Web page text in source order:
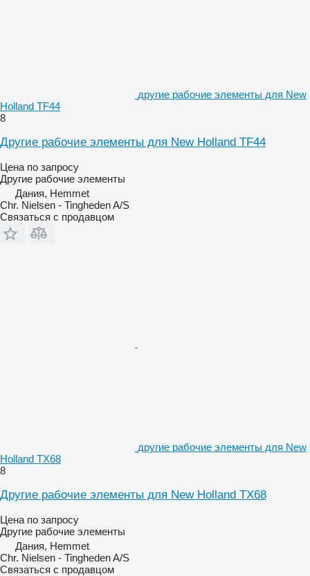
другие рабочие элементы для New
Holland TF44
8
Другие рабочие элементы для New Holland TF44
Цена по запросу
Другие рабочие элементы
Дания, Hemmet
Chr. Nielsen - Tingheden A/S
Связаться с продавцом
другие рабочие элементы для New
Holland TX68
8
Другие рабочие элементы для New Holland TX68
Цена по запросу
Другие рабочие элементы
Дания, Hemmet
Chr. Nielsen - Tingheden A/S
Связаться с продавцом